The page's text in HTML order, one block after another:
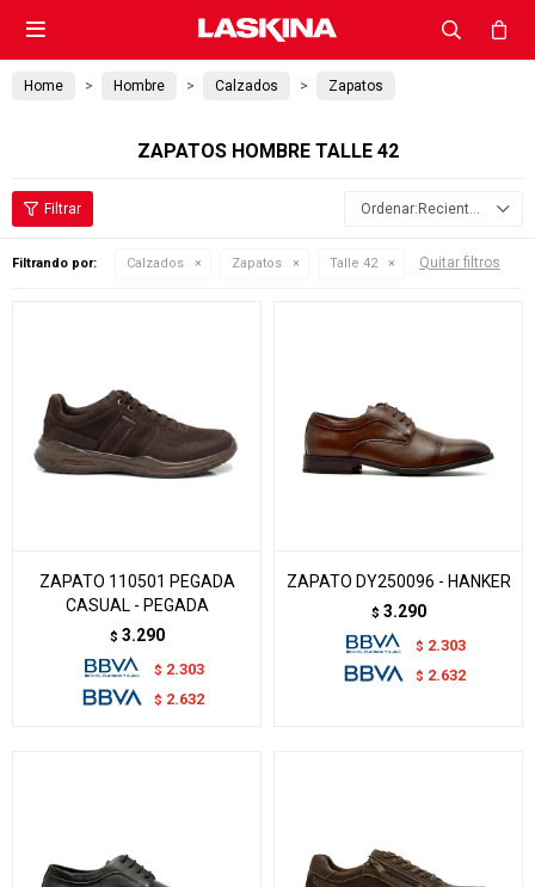

Home Hombre Calzados Zapatos
ZAPATOS HOMBRE TALLE 42
Recientes
Filtrando por: Calzados Zapatos Talle 42 Quitar filtros
ZAPATO 110501 PEGADA
CASUAL - PEGADA
$ 3.290
$ 2.303
$ 2.632
ZAPATO DY250096 - HANKER
$ 3.290
$ 2.303
$ 2.632